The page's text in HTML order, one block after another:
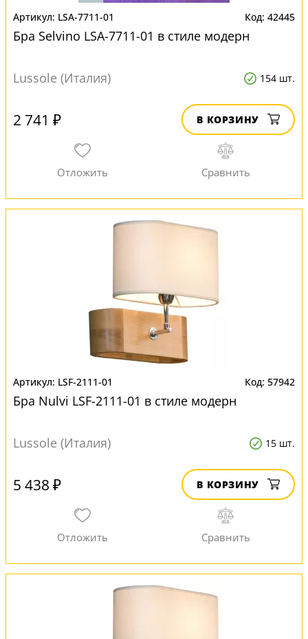
LSA-7711-01 42445
Бра Selvino LSA-7711-01 в стиле модерн
Lussole (Италия) 154 шт.
2 741 ₽ В КОРЗИНУ
LSF-2111-01 57942
Бра Nulvi LSF-2111-01 в стиле модерн
Lussole (Италия) 15 шт.
5 438 ₽ В КОРЗИНУ